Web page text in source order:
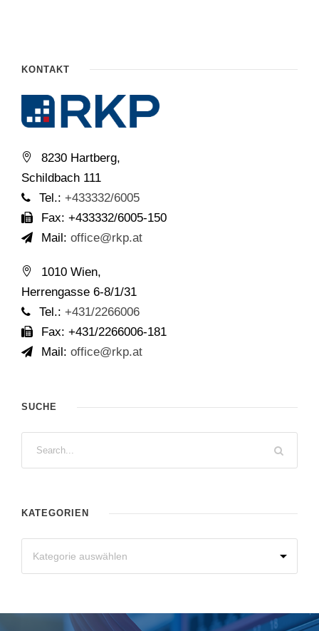
KONTAKT
8230 Hartberg,
Schildbach 111
Tel.: +433332/6005
Fax: +433332/6005-150
Mail: office@rkp.at
1010 Wien,
Herrengasse 6-8/1/31
Tel.: +431/2266006
Fax: +431/2266006-181
Mail: office@rkp.at
SUCHE
KATEGORIEN